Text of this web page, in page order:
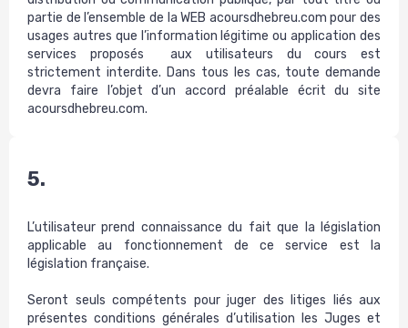
partie de l’ensemble de la WEB acoursdhebreu.com pour des
usages autres que l’information légitime ou application des
services proposés aux utilisateurs du cours est
strictement interdite. Dans tous les cas, toute demande
devra faire l’objet d’un accord préalable écrit du site
acoursdhebreu.com.
5.
L’utilisateur prend connaissance du fait que la législation
applicable au fonctionnement de ce service est la
législation française.
Seront seuls compétents pour juger des litiges liés aux
présentes conditions générales d’utilisation les Juges et